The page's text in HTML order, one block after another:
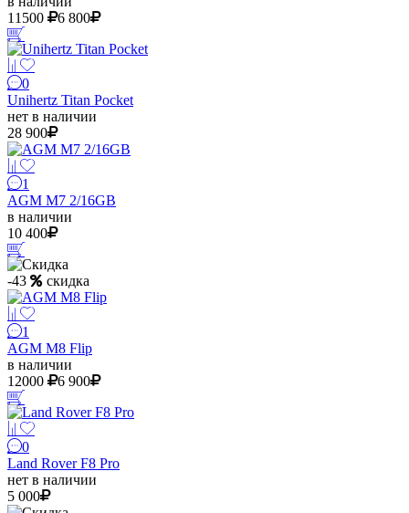
11500
6 800
0
Unihertz Titan Pocket
нет в наличии
28 900
1
AGM M7 2/16GB
в наличии
10 400
-43 скидка
1
AGM M8 Flip
в наличии
12000
6 900
0
Land Rover F8 Pro
нет в наличии
5 000